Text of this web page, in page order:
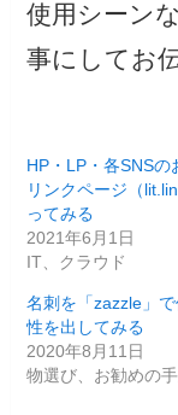
使用シーン
事にしてお
HP・LP・各SNSの
リンクページ（
ってみる
2021年6月1日
IT、クラウド
名刺を「zazzle」
性を出してみる
2020年8月11日
物選び、お勧めの